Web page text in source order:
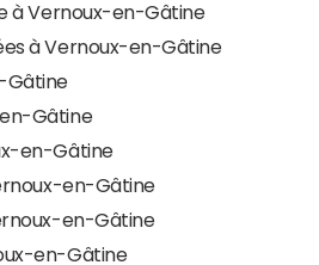
à Vernoux-en-Gâtine
à Vernoux-en-Gâtine
Gâtine
Gâtine
en-Gâtine
en-Gâtine
en-Gâtine
en-Gâtine